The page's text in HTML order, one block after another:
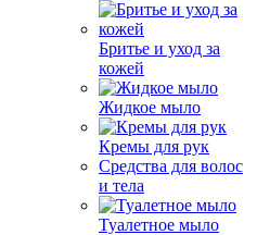
Бритье и уход за
кожей
Жидкое мыло
Кремы для рук
Средства для волос
и тела
Туалетное мыло